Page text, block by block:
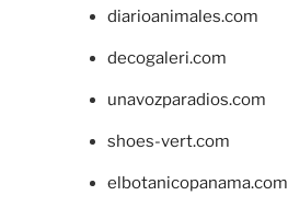
diarioanimales.com
decogaleri.com
unavozparadios.com
shoes-vert.com
elbotanicopanama.com